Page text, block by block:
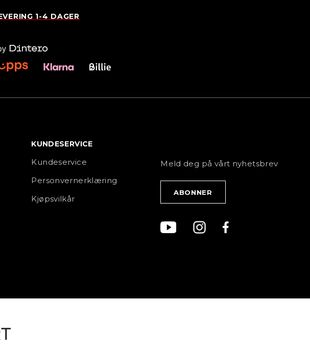
1-4 DAGER
KUNDESERVICE
Kundeservice
Personvernerklæring
Kjøpsvilkår
Meld deg på vårt nyhetsbrev